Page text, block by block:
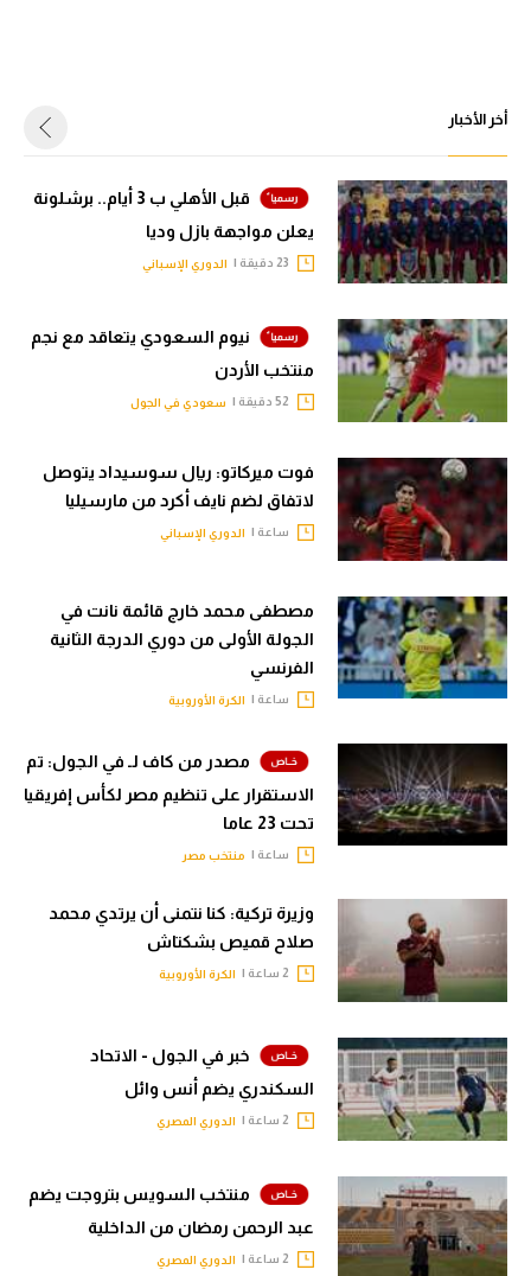
أخر الأخبار
قبل الأهلي ب 3 أيام.. برشلونة
يعلن مواجهة بازل وديا
الدوري الإسباني
نيوم السعودي يتعاقد مع نجم
منتخب الأردن
سعودي في الجول
فوت ميركاتو: ريال سوسيداد يتوصل
لاتفاق لضم نايف أكرد من مارسيليا
ساعة | الدوري الإسباني
مصطفى محمد خارج قائمة نانت في
الجولة الأولى من دوري الدرجة الثانية
الفرنسي
ساعة | الكرة الأوروبية
مصدر من كاف لـ في الجول: تم
الاستقرار على تنظيم مصر لكأس إفريقيا
تحت 23 عاما
ساعة | منتخب مصر
وزيرة تركية: كنا نتمنى أن يرتدي محمد
صلاح قميص بشكتاش
الكرة الأوروبية
خبر في الجول - الاتحاد
السكندري يضم أنس وائل
الدوري المصري
منتخب السويس بتروجت يضم
عبد الرحمن رمضان من الداخلية
الدوري المصري